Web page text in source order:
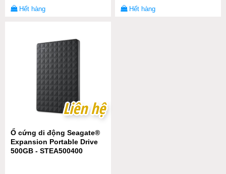
Hết hàng Hết hàng
Liên hệ
Liên hệ
Ổ cứng di động Seagate®
Expansion Portable Drive
500GB - STEA500400